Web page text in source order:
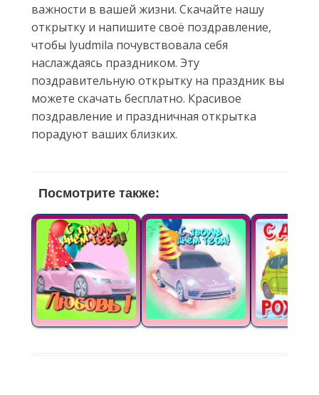
важности в вашей жизни. Скачайте нашу
открытку и напишите своё поздравление,
чтобы lyudmila почувствовала себя
наслаждаясь праздником. Эту
поздравительную открытку на праздник вы
можете скачать бесплатно. Красивое
поздравление и праздничная открытка
порадуют ваших близких.
Посмотрите также: